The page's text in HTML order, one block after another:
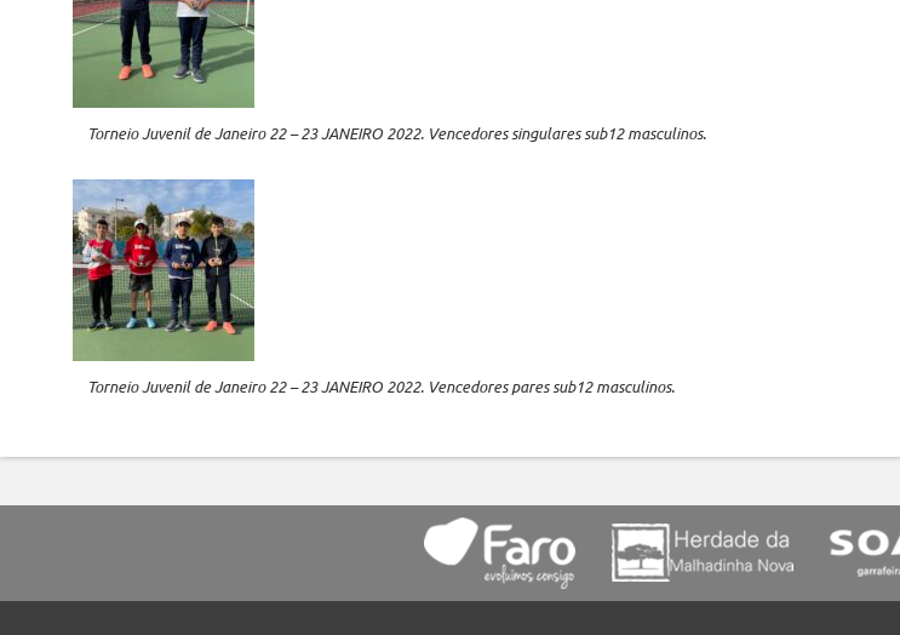
Torneio Juvenil de Janeiro 22 – 23 JANEIRO 2022. Vencedores singulares sub12 masculinos.
Torneio Juvenil de Janeiro 22 – 23 JANEIRO 2022. Vencedores pares sub12 masculinos.